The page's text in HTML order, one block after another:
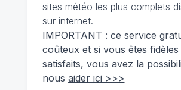
sites météo les plus complets
sur internet.
IMPORTANT : ce service
coûteux et si vous êtes fidèles
satisfaits, vous avez la
nous aider ici >>>